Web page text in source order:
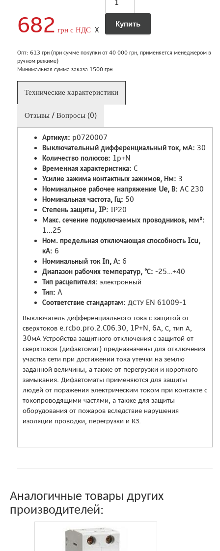
682 грн с НДС X
Опт: 613 грн (при сумме покупки от 40 000 грн, применяется менеджером в
ручном режиме)
Минимальная сумма заказа 1500 грн
Технические характеристики
Отзывы / Вопросы (0)
Артикул: p0720007
Выключательный дифференциальный ток, мА: 30
Количество полюсов: 1p+N
Временная характеристика: C
Усилие зажима контактных зажимов, Нм: 3
Номинальное рабочее напряжение Ue, В: AC 230
Номинальная частота, Гц: 50
Степень защиты, IP: IP20
Макс. сечение подключаемых проводников, мм²:
1...25
Ном. предельная отключающая способность Icu,
кА: 6
Номинальный ток In, А: 6
Диапазон рабочих температур, °С: -25…+40
Тип расцепителя: электронный
Тип: A
Соответствие стандартам: ДСТУ EN 61009-1
Выключатель дифференциального тока с защитой от
сверхтоков e.rcbo.pro.2.C06.30, 1P+N, 6А, С, тип А,
30мА Устройства защитного отключения с защитой от
сверхтоков (дифавтомат) предназначены для отключения
участка сети при достижении тока утечки на землю
заданной величины, а также от перегрузки и короткого
замыкания. Дифавтоматы применяются для защиты
людей от поражения электрическим током при контакте с
токопроводящими частями, а также для защиты
оборудования от пожаров вследствие нарушения
изоляции проводки, перегрузки и КЗ.
Аналогичные товары других
производителей: